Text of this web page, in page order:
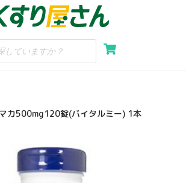
カ500mg120錠(バイタルミー) 1本